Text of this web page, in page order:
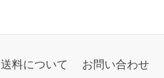
送料について お問い合わせ